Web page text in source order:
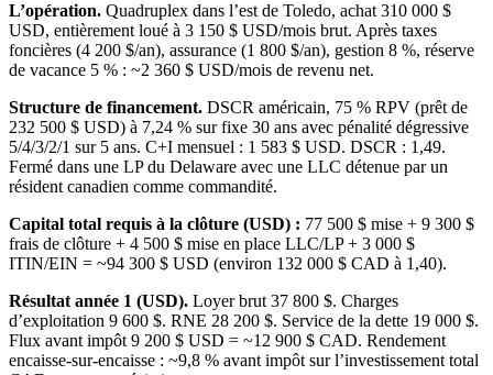
L’opération. Quadruplex dans l’est de Toledo, achat 310 000 $
USD, entièrement loué à 3 150 $ USD/mois brut. Après taxes
foncières (4 200 $/an), assurance (1 800 $/an), gestion 8 %, réserve
de vacance 5 % : ~2 360 $ USD/mois de revenu net.
Structure de financement. DSCR américain, 75 % RPV (prêt de
232 500 $ USD) à 7,24 % sur fixe 30 ans avec pénalité dégressive
5/4/3/2/1 sur 5 ans. C+I mensuel : 1 583 $ USD. DSCR : 1,49.
Fermé dans une LP du Delaware avec une LLC détenue par un
résident canadien comme commandité.
Capital total requis à la clôture (USD) : 77 500 $ mise + 9 300 $
frais de clôture + 4 500 $ mise en place LLC/LP + 3 000 $
ITIN/EIN = ~94 300 $ USD (environ 132 000 $ CAD à 1,40).
Résultat année 1 (USD). Loyer brut 37 800 $. Charges
d’exploitation 9 600 $. RNE 28 200 $. Service de la dette 19 000 $.
Flux avant impôt 9 200 $ USD = ~12 900 $ CAD. Rendement
encaisse-sur-encaisse : ~9,8 % avant impôt sur l’investissement total